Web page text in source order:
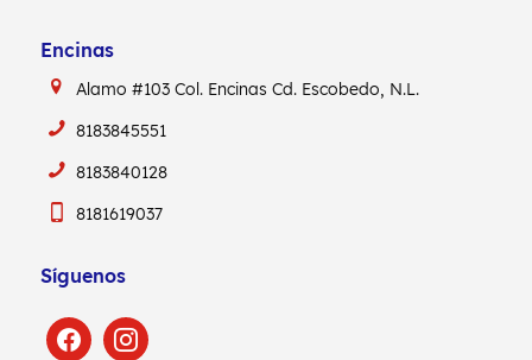
Encinas
Alamo #103Col. EncinasCd. Escobedo, N.L.
8183845551
8183840128
8181619037
Síguenos